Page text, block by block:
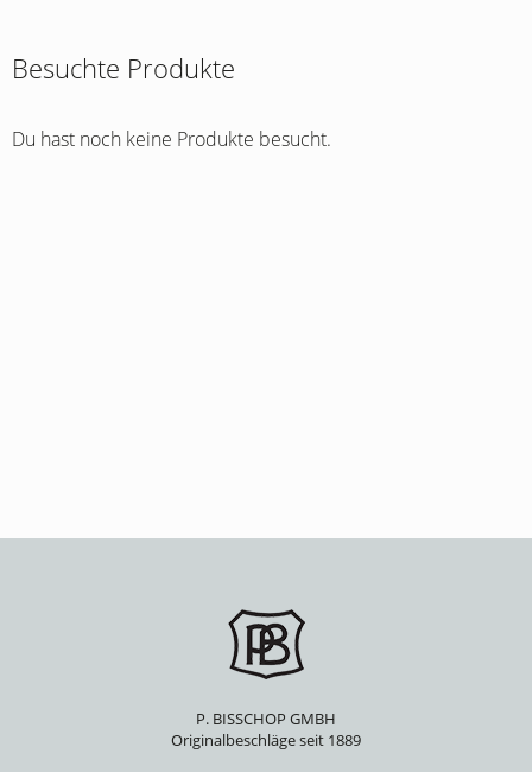
Besuchte Produkte
Du hast noch keine Produkte besucht.
P. BISSCHOP GMBH
Originalbeschläge seit 1889